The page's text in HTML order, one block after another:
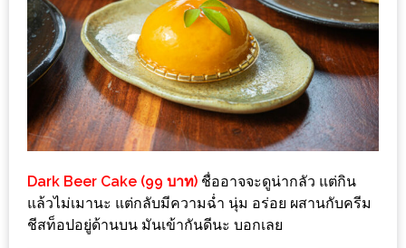
หนาว
นัก
ใช่
ไหม?
แวะ
ไป
ไฟ
อุ่นๆ
ปิ้ง
Dark Beer Cake (99 บาท) ชื่ออาจจะดูน่ากลัว แต่กิน
แล้วไม่เมานะ แต่กลับมีความฉ่ำ นุ่ม อร่อย ผสานกับครีม
ชีสท็อปอยู่ด้านบน มันเข้ากันดีนะ บอกเลย